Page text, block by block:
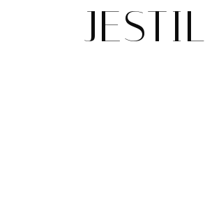
JESTIL